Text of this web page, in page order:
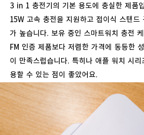
3 in 1 충전기의 기본 용도에 충실한 제품
15W 고속 충전을 지원하고 접이식 스탠드
가 높습니다. 보유 중인 스마트워치 충전
FM 인증 제품보다 저렴한 가격에 동등한
이 만족스럽습니다. 특히나 애플 워치 시리
용할 수 있는 점이 좋았어요.